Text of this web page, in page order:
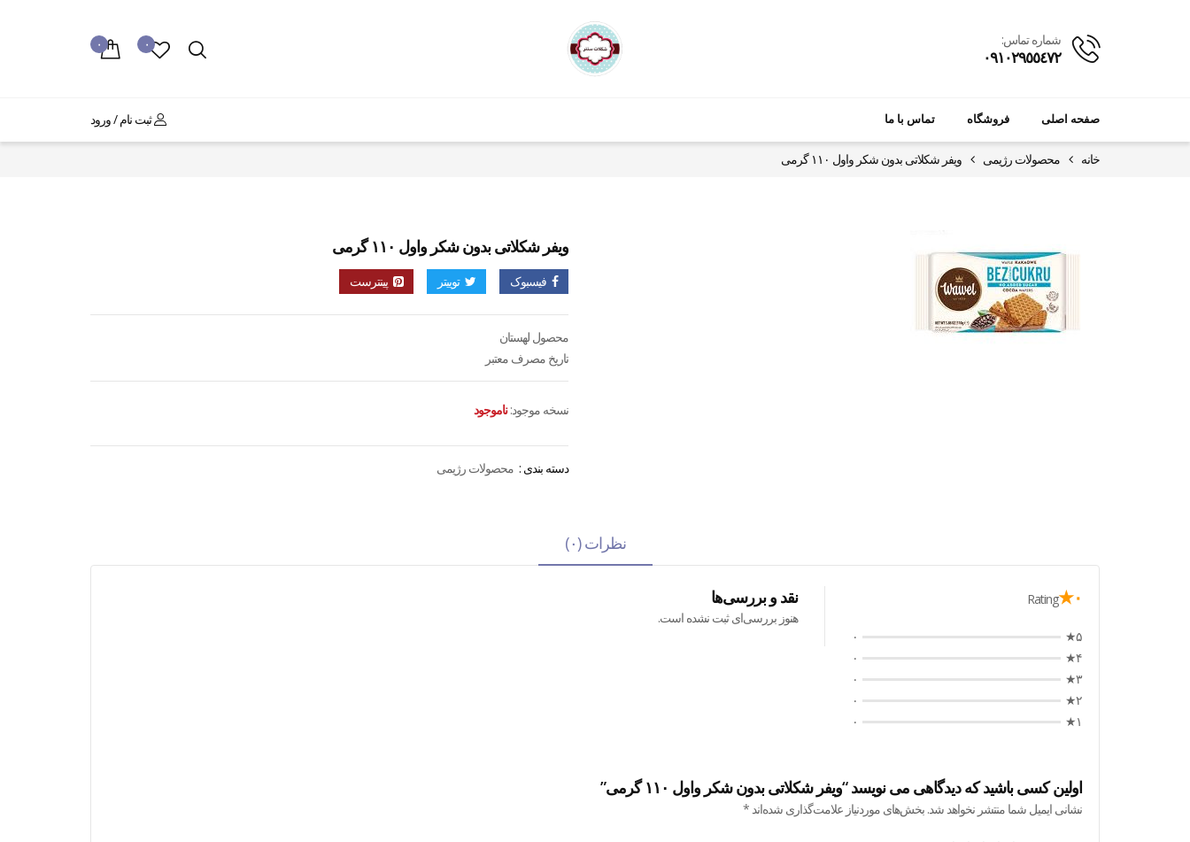
شماره تماس:
٠٩١٠٢٩٥٥٤٧٢
۰ ۰
صفحه اصلی فروشگاه تماس با ما ثبت نام / ورود
خانه محصولات رژیمی ویفر شکلاتی بدون شکر واول ۱۱۰ گرمی
ویفر شکلاتی بدون شکر واول ۱۱۰ گرمی
فیسبوک توییتر پینترست
محصول لهستان
تاریخ مصرف معتبر
نسخه موجود: ناموجود
دسته بندی : محصولات رژیمی
نظرات (۰)
۰★ Rating
۵★
۰
۴★
۰
۳★
۰
۲★
۰
۱★
۰
نقد و بررسی‌ها
هنوز بررسی‌ای ثبت نشده است.
اولین کسی باشید که دیدگاهی می نویسد “ویفر شکلاتی بدون شکر واول ۱۱۰ گرمی”
نشانی ایمیل شما منتشر نخواهد شد. بخش‌های موردنیاز علامت‌گذاری شده‌اند *